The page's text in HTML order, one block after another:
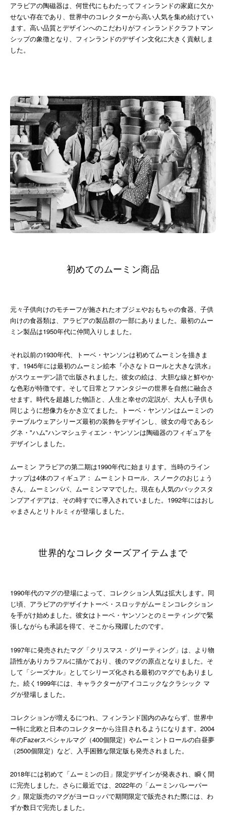
アラビアの陶磁器は、何世代にもわたってフィンランドの家庭に欠か
せない存在であり、世界中のコレクターから高い人気を集め続けてい
ます。高い品質とデザインへのこだわりがフィンランドクラフトマン
シップの象徴となり、フィンランドのデザイン文化に大きく貢献しま
した。
初めてのムーミン商品
元々子供向けのモチーフが施されたオブジェやおもちゃの食器、子供
向けの食器類は、アラビアの製品群の一部にありました。最初のムー
ミン製品は1950年代に仲間入りしました。
それ以前の1930年代、トーベ・ヤンソンは初めてムーミンを描きま
す。1945年には最初のムーミン絵本『小さなトロールと大きな洪水』
がスウェーデン語で出版されました。彼女の絵は、大胆な線と鮮やか
な色彩が特徴です。そして日常とファンタジーの世界を自然に融合さ
せます。時代を超越した物語と、人生と幸せの定説が、大人も子供も
同じように想像力をかき立てました。トーベ・ヤンソンはムーミンの
テーブルウェアシリーズ最初の装飾をデザインし、彼女の母であるシ
グネ・"ハム"ハンマシュティエン・ヤンソンは陶磁器のフィギュアを
デザインしました。
ムーミン アラビアの第二期は1990年代に始まります。当時のライン
ナップは4体のフィギュア： ムーミントロール、スノークのおじょう
さん、ムーミンパパ、ムーミンママでした。現在も人気のバックスタ
ンプアイデアは、その時すでに導入されていました。1992年にはおし
ゃまさんとリトルミィが登場しました。
世界的なコレクターズアイテムまで
1990年代のマグの登場によって、コレクション人気は拡大します。同
じ頃、アラビアのデザイナトーベ・スロッテがムーミンコレクション
を手がけ始めました。彼女はトーベ・ヤンソンとのミーティングで緊
張しながらも承認を得て、そこから飛躍したのです。
1997年に発売されたマグ「クリスマス・グリーティング」は、より物
語性がありカラフルに描かており、後のマグの原点となりました。そ
して「シーズナル」としてシリーズ化される最初のマグでもありまし
た。続く1999年には、キャラクターがアイコニックなクラシック マ
グが登場しました。
コレクションが増えるにつれ、フィンランド国内のみならず、世界中
ー特に北欧と日本のコレクターから注目されるようになります。2004
年のFazerスペシャルマグ（400個限定）やムーミントロールの白昼夢
（2500個限定）など、入手困難な限定版も発売されました。
2018年には初めて「ムーミンの日」限定デザインが発表され、瞬く間
に完売しました。さらに最近では、2022年の「ムーミンバレーパー
ク」限定販売のマグがヨーロッパで期間限定で販売された際には、わ
ずか数日で完売しました。